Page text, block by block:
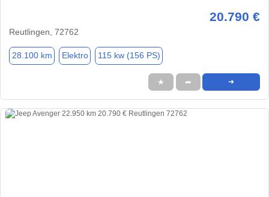
20.790 €
Reutlingen, 72762
28.100 km Elektro 115 kw (156 PS)
★ ➦ ➜